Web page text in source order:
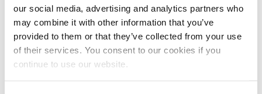
our social media, advertising and analytics partners who
may combine it with other information that you’ve
provided to them or that they’ve collected from your use
of their services. You consent to our cookies if you
continue to use our website.